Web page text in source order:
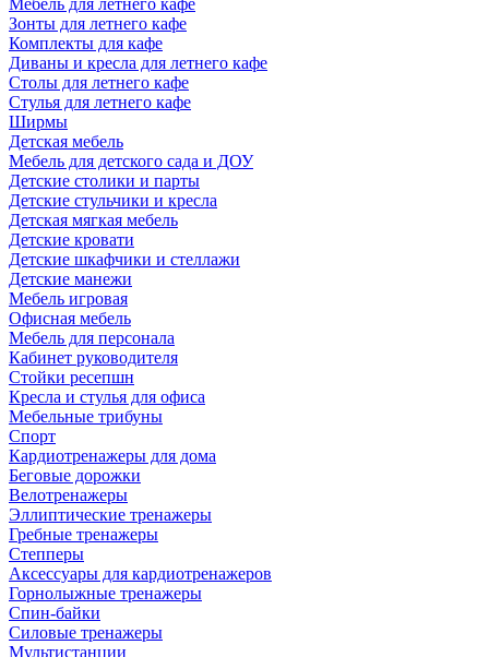
Мебель для летнего кафе
Зонты для летнего кафе
Комплекты для кафе
Диваны и кресла для летнего кафе
Столы для летнего кафе
Стулья для летнего кафе
Ширмы
Детская мебель
Мебель для детского сада и ДОУ
Детские столики и парты
Детские стульчики и кресла
Детская мягкая мебель
Детские кровати
Детские шкафчики и стеллажи
Детские манежи
Мебель игровая
Офисная мебель
Мебель для персонала
Кабинет руководителя
Стойки ресепшн
Кресла и стулья для офиса
Мебельные трибуны
Спорт
Кардиотренажеры для дома
Беговые дорожки
Велотренажеры
Эллиптические тренажеры
Гребные тренажеры
Степперы
Аксессуары для кардиотренажеров
Горнолыжные тренажеры
Спин-байки
Силовые тренажеры
Мультистанции